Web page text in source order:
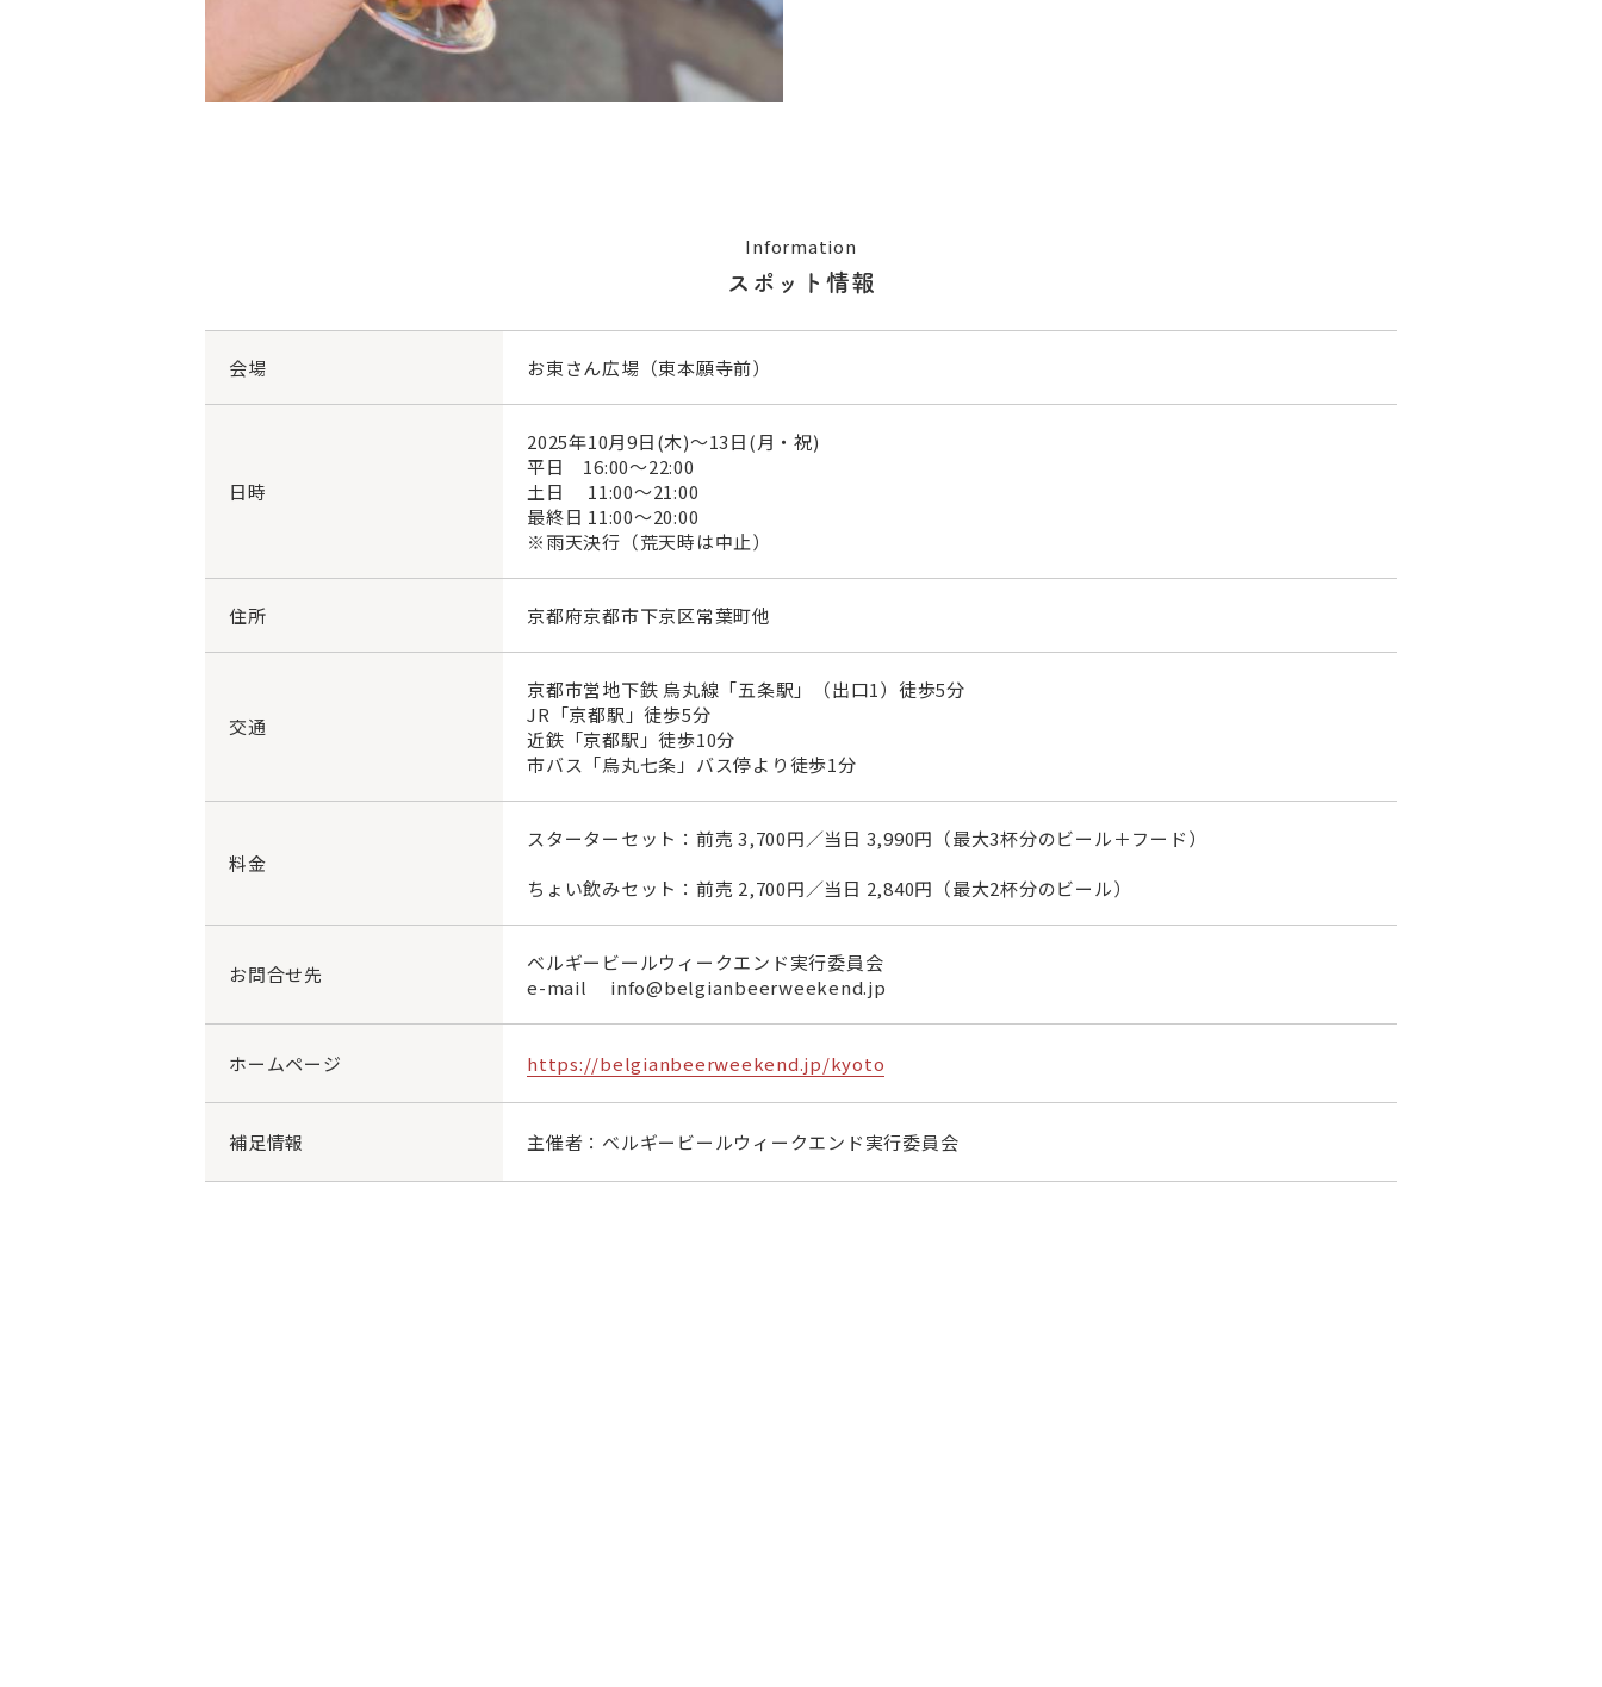
Information
スポット情報
会場 お東さん広場（東本願寺前）
日時
2025年10月9日(木)～13日(月・祝)
平日 16:00〜22:00
土日 11:00〜21:00
最終日 11:00〜20:00
※雨天決行（荒天時は中止）
住所 京都府京都市下京区常葉町他
交通
京都市営地下鉄 烏丸線「五条駅」（出口1）徒歩5分
JR「京都駅」徒歩5分
近鉄「京都駅」徒歩10分
市バス「烏丸七条」バス停より徒歩1分
料金
スターターセット：前売 3,700円／当日 3,990円（最大3杯分のビール＋フード）
ちょい飲みセット：前売 2,700円／当日 2,840円（最大2杯分のビール）
お問合せ先
ベルギービールウィークエンド実行委員会
e-mail info@belgianbeerweekend.jp
ホームページ https://belgianbeerweekend.jp/kyoto
補足情報 主催者：ベルギービールウィークエンド実行委員会